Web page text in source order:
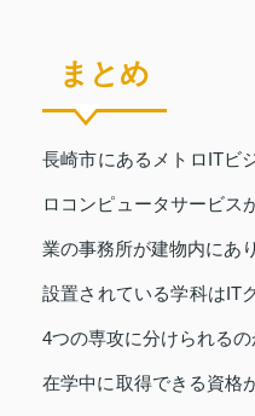
まとめ
長崎市にあるメトロITビ
ロコンピュータサービス
業の事務所が建物内にあ
設置されている学科はIT
4つの専攻に分けられるの
在学中に取得できる資格